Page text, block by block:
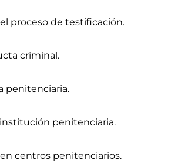
proceso de testificación.
criminal.
penitenciaria.
penitenciaria.
centros penitenciarios.